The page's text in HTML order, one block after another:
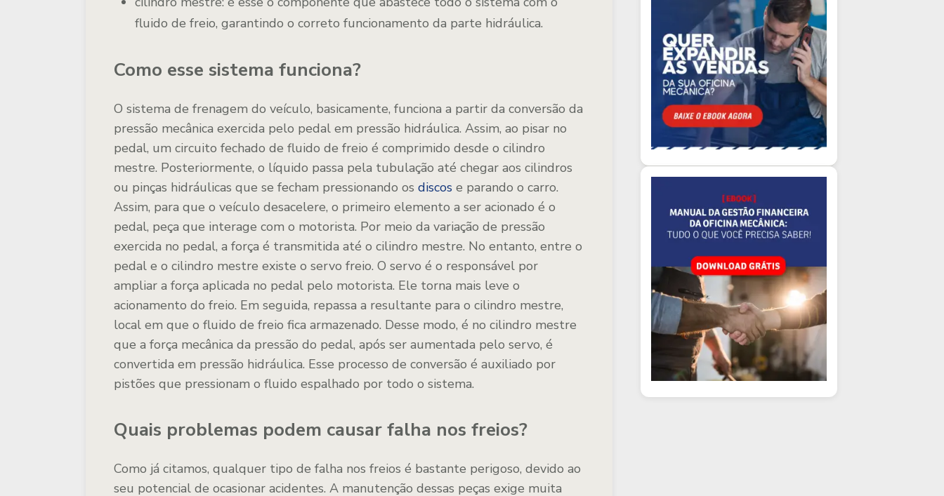
fluido de freio, garantindo o correto funcionamento da parte hidráulica.
Como esse sistema funciona?
O sistema de frenagem do veículo, basicamente, funciona a partir da conversão da
pressão mecânica exercida pelo pedal em pressão hidráulica. Assim, ao pisar no
pedal, um circuito fechado de fluido de freio é comprimido desde o cilindro
mestre. Posteriormente, o líquido passa pela tubulação até chegar aos cilindros
ou pinças hidráulicas que se fecham pressionando os discos e parando o carro.
Assim, para que o veículo desacelere, o primeiro elemento a ser acionado é o
pedal, peça que interage com o motorista. Por meio da variação de pressão
exercida no pedal, a força é transmitida até o cilindro mestre. No entanto, entre o
pedal e o cilindro mestre existe o servo freio. O servo é o responsável por
ampliar a força aplicada no pedal pelo motorista. Ele torna mais leve o
acionamento do freio. Em seguida, repassa a resultante para o cilindro mestre,
local em que o fluido de freio fica armazenado. Desse modo, é no cilindro mestre
que a força mecânica da pressão do pedal, após ser aumentada pelo servo, é
convertida em pressão hidráulica. Esse processo de conversão é auxiliado por
pistões que pressionam o fluido espalhado por todo o sistema.
Quais problemas podem causar falha nos freios?
Como já citamos, qualquer tipo de falha nos freios é bastante perigoso, devido ao
seu potencial de ocasionar acidentes. A manutenção dessas peças exige muita